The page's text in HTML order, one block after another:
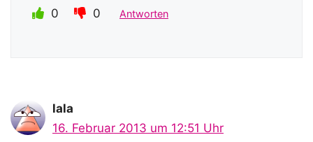
0 0 Antworten
lala
16. Februar 2013 um 12:51 Uhr